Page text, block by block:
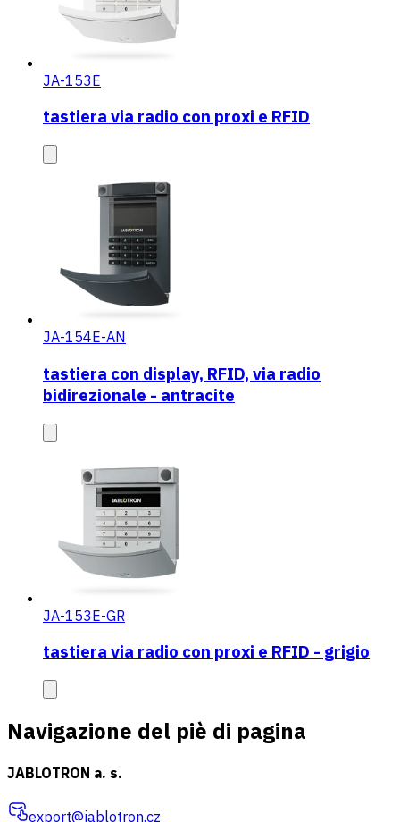
JA-153E
tastiera via radio con proxi e RFID
JA-154E-AN
tastiera con display, RFID, via radio
bidirezionale - antracite
JA-153E-GR
tastiera via radio con proxi e RFID - grigio
Navigazione del piè di pagina
JABLOTRON a. s.
export@jablotron.cz